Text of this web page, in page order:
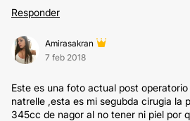
Responder
Amirasakran
7 feb 2018
Este es una foto actual post
natrelle ,esta es mi segubda cirugia la
345cc de nagor al no tener ni piel por